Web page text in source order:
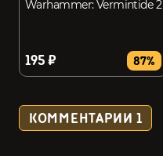
Warhammer: Vermintide 2
195 ₽ 87%
КОММЕНТАРИИ 1